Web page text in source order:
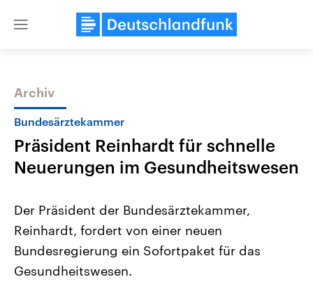
Close
Themen
Landtagswahl Sachsen-Anhalt
2026
Alle Informationen
Sachsen-Anhalt wählt am 6.
USA
Aktuelle Beiträge,
Archiv
Bundesärztekammer
Präsident Reinhardt für schnelle
Neuerungen im Gesundheitswesen
Der Präsident der Bundesärztekammer,
Reinhardt, fordert von einer neuen
Bundesregierung ein Sofortpaket für das
Gesundheitswesen.